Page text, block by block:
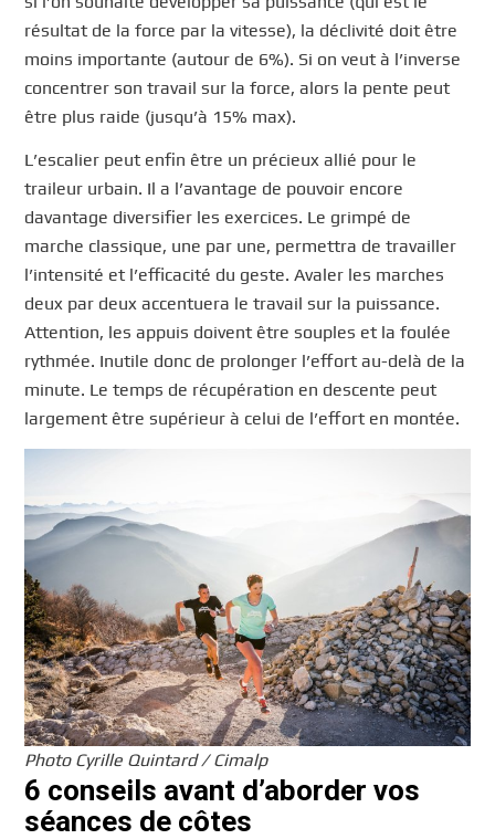
résultat de la force par la vitesse), la déclivité doit être
moins importante (autour de 6%). Si on veut à l’inverse
concentrer son travail sur la force, alors la pente peut
être plus raide (jusqu’à 15% max).
L’escalier peut enfin être un précieux allié pour le
traileur urbain. Il a l’avantage de pouvoir encore
davantage diversifier les exercices. Le grimpé de
marche classique, une par une, permettra de travailler
l’intensité et l’efficacité du geste. Avaler les marches
deux par deux accentuera le travail sur la puissance.
Attention, les appuis doivent être souples et la foulée
rythmée. Inutile donc de prolonger l’effort au-delà de la
minute. Le temps de récupération en descente peut
largement être supérieur à celui de l’effort en montée.
Photo Cyrille Quintard / Cimalp
6 conseils avant d’aborder vos
séances de côtes